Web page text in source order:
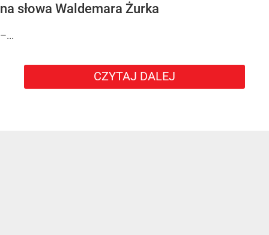
na słowa Waldemara Żurka
–...
CZYTAJ DALEJ